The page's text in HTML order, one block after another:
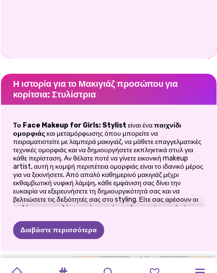
Η ιστορία για το Μακιγιάζ προσώπου για
κορίτσια: Στυλίστρια
Το Face Makeup for Girls: Stylist είναι έναπαιχνίδι
ομορφιάςκαι μεταμόρφωσης όπου μπορείτε να
πειραματιστείτε με λαμπερά μακιγιάζ, να μάθετε επαγγελματικές
τεχνικές ομορφιάς και να δημιουργήσετε εκπληκτικά στυλ για
κάθε περίσταση. Αν θέλατε ποτέ να γίνετε εικονική makeup
artist, αυτή η κομψή περιπέτεια ομορφιάς είναι το ιδανικό μέρος
για να ξεκινήσετε. Από απαλό καθημερινό μακιγιάζ μέχρι
εκθαμβωτική νυφική λάμψη, κάθε εμφάνιση σας δίνει την
ευκαιρία να εξερευνήσετε τη δημιουργικότητά σας και να
βελτιώσετε τις δεξιότητές σας στο styling. Είτε σας αρέσουν οι
πολύχρωμες παλέτες σκιών ματιών, τα λαμπερά κραγιόν ή το
μεταμόρφωση σε μια διασκεδαστική και χαλαρωτική εμπειρία
ομορφιάς.
Διαβάστε περισσότερα
MONSTERELLA
PRINCESSES ΠΕΡΙΟΔΙΚΌ
ELLIE